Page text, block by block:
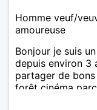
Homme veuf/
amoureuse
Bonjour je suis
depuis environ 3
partager de
forêt cinéma
etc à deux c'est